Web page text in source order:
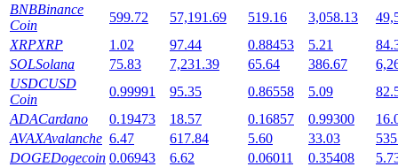
Launchpool
Elastyczne stawianie zakładów, aby zarabiać na popularnych
BNBBinance
Coin
599.72 57,191.69 519.16 3,058.13
XRPXRP 1.02 97.44 0.88453 5.21
SOLSolana 75.83 7,231.39 65.64 386.67
USDCUSD
Coin
0.99991 95.35 0.86558 5.09
ADACardano 0.19473 18.57 0.16857 0.99300
AVAXAvalanche 6.47 617.84 5.60 33.03
DOGEDogecoin 0.06943 6.62 0.06011 0.35408